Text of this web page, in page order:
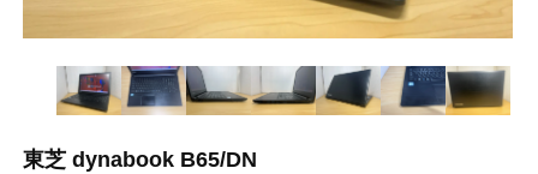
東芝 dynabook B65/DN